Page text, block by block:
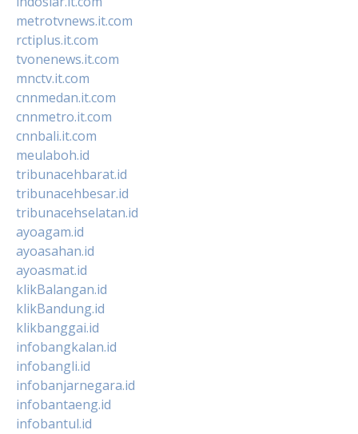
metrotvnews.it.com
rctiplus.it.com
tvonenews.it.com
mnctv.it.com
cnnmedan.it.com
cnnmetro.it.com
cnnbali.it.com
meulaboh.id
tribunacehbarat.id
tribunacehbesar.id
tribunacehselatan.id
ayoagam.id
ayoasahan.id
ayoasmat.id
klikBalangan.id
klikBandung.id
klikbanggai.id
infobangkalan.id
infobangli.id
infobanjarnegara.id
infobantaeng.id
infobantul.id